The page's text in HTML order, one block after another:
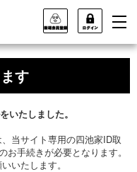
す
いたしました。
当サイト専用の四池家ID取
手続きが必要となります。
いたします。